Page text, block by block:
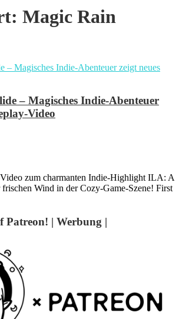
Magic Rain
– Magisches Indie-Abenteuer
Video
zum charmanten Indie-Highlight ILA: A
Wind in der Cozy-Game-Szene! First
Patreon! | Werbung |